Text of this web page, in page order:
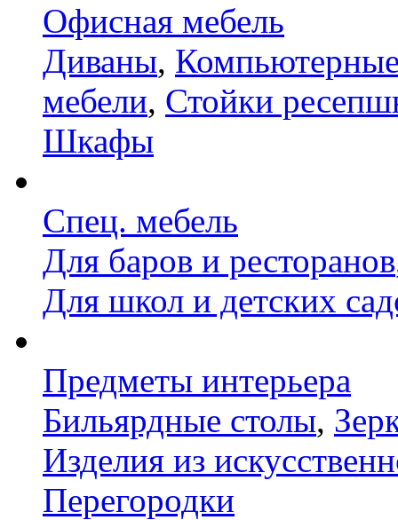
Офисная мебель
Диваны,
мебели, Стойки
Шкафы
Спец. мебель
Для баров и ресторанов
Для школ и детских
Предметы интерьера
Бильярдные столы,
Изделия из
Перегородки